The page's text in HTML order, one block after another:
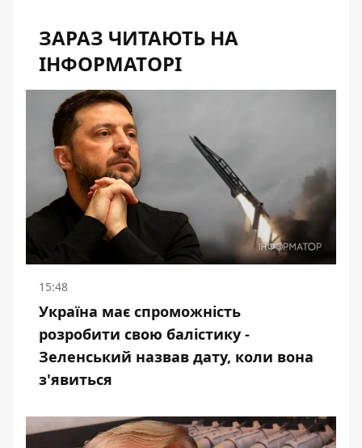
ЗАРАЗ ЧИТАЮТЬ НА
ІНФОРМАТОРІ
15:48
Україна має спроможність
розробити свою балістику -
Зеленський назвав дату, коли вона
з'явиться